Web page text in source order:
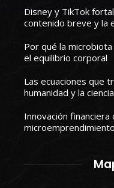
Disney y TikTok
contenido breve y la
Por qué la
el equilibrio corporal
Las ecuaciones que
humanidad y la
Innovación financiera